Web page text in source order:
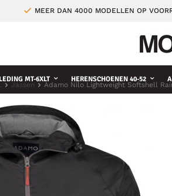
MEER DAN 4000 MODELLEN OP
MT-6XLT HERENSCHOENEN 40-52
Jassen Adamo Nilo Lightweight Softshell